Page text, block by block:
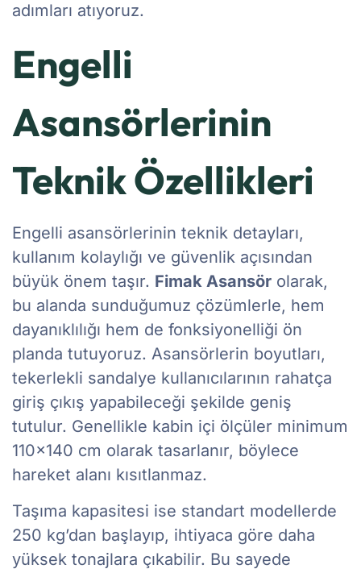
adımları atıyoruz.
Engelli
Asansörlerinin
Teknik Özellikleri
Engelli asansörlerinin teknik detayları,
kullanım kolaylığı ve güvenlik açısından
büyük önem taşır. Fimak Asansör olarak,
bu alanda sunduğumuz çözümlerle, hem
dayanıklılığı hem de fonksiyonelliği ön
planda tutuyoruz. Asansörlerin boyutları,
tekerlekli sandalye kullanıcılarının rahatça
giriş çıkış yapabileceği şekilde geniş
tutulur. Genellikle kabin içi ölçüler minimum
110×140 cm olarak tasarlanır, böylece
hareket alanı kısıtlanmaz.
Taşıma kapasitesi ise standart modellerde
250 kg’dan başlayıp, ihtiyaca göre daha
yüksek tonajlara çıkabilir. Bu sayede